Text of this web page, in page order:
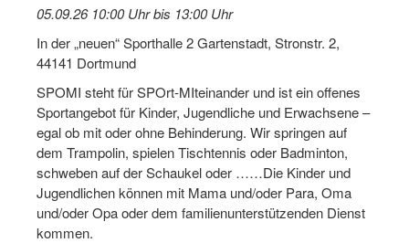
Anmeldeformular / Anmeldebedingungen
Bezuschussung Qualifizierung für Dortmunder
Projekte
Open Sports Day
Dortmund lernt Schwimmen
05.09.26 10:00 Uhr bis 13:00 Uhr
In der „neuen“ Sporthalle 2 Gartenstadt, Stronstr. 2,
44141 Dortmund
SPOMI steht für SPOrt-MIteinander und ist ein offenes
Sportangebot für Kinder, Jugendliche und Erwachsene –
egal ob mit oder ohne Behinderung. Wir springen auf
dem Trampolin, spielen Tischtennis oder Badminton,
schweben auf der Schaukel oder ……Die Kinder und
Jugendlichen können mit Mama und/oder Para, Oma
und/oder Opa oder dem familienunterstützenden Dienst
kommen.